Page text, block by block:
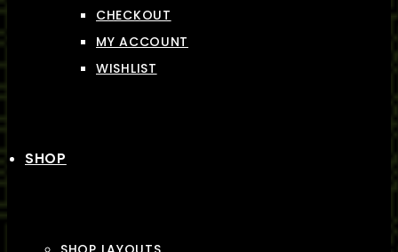
CHECKOUT
MY ACCOUNT
WISHLIST
SHOP